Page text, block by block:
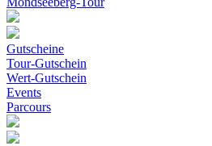
Gutscheine
Tour-Gutschein
Wert-Gutschein
Events
Parcours